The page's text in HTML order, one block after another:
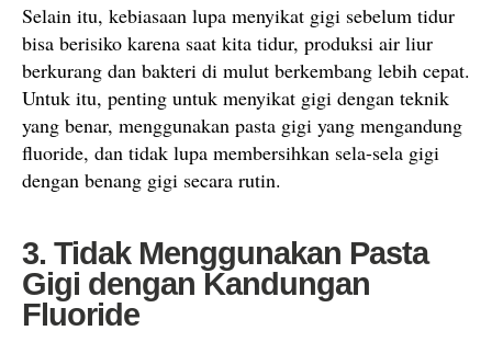
Selain itu, kebiasaan lupa menyikat gigi sebelum tidur
bisa berisiko karena saat kita tidur, produksi air liur
berkurang dan bakteri di mulut berkembang lebih cepat.
Untuk itu, penting untuk menyikat gigi dengan teknik
yang benar, menggunakan pasta gigi yang mengandung
fluoride, dan tidak lupa membersihkan sela-sela gigi
dengan benang gigi secara rutin.
3. Tidak Menggunakan Pasta
Gigi dengan Kandungan
Fluoride